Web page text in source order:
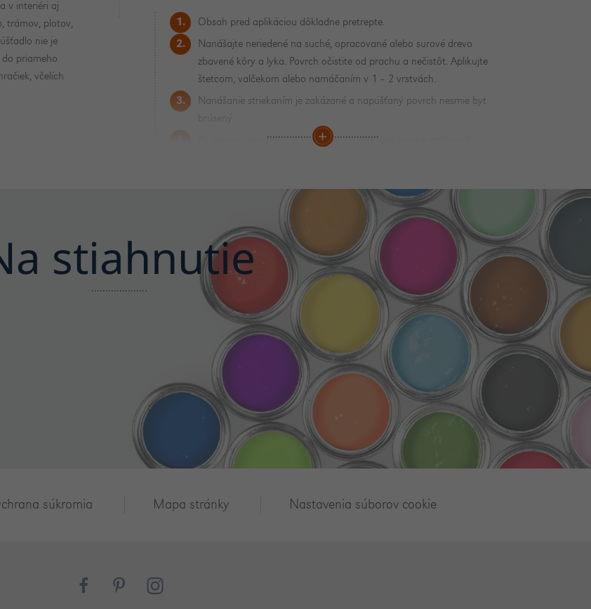
v interiéri aj
trámov, plotov,
nie je
priameho
včelích
Obsah pred aplikáciou dôkladne pretrepte.
Nanášajte neriedené na suché, opracované alebo surové drevo
zbavené kôry a lyka. Povrch očistite od prachu a nečistôt. Aplikujte
štetcom, valčekom alebo namáčaním v 1 – 2 vrstvách.
Nanášanie striekaním je zakázané a napúšťaný povrch nesmie byt
Po úplnom zaschnutí je potrebné na ošetrený povrch aplikovať
stiahnutie
súkromia Mapa stránky Nastavenia súborov cookie